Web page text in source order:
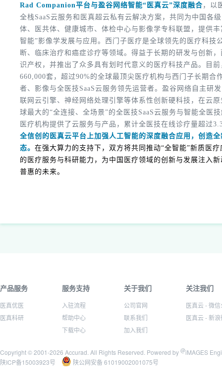
Rad Companion平台与盈谷网络智能“医真云”深度融合 ，以
全栈SaaS云服务和医真超云私有云解决方案，共同为中国各
体、医共体、健康城市、体检中心与影像学专科联盟，提供
智能”影像学发展与应用。 西门子医疗是全球领先的医疗科技
断、临床治疗和癌症诊疗等领域。得益于长期的研发与创新
识产权，并推出了众多具有划时代意义的医疗科技产品。目
660,000套，超过90%的全球最顶尖医疗机构与西门子长期合
者、影像与全医技SaaS云服务领先运营者。 盈谷网络自主研
联网云引擎、神经网络处理引擎等体系性创新硬科技，在云
球最大的“全连接、全场景”的全医技SaaS云服务与智能全医
医疗机构提供了云服务与产品，累计全医技在线诊疗量超过
全信创的医真云平台上加强人工智能的深度融合应用，创造
态。 在强大算力的支持下，双方将共同推动“全智能”新质医
的医疗服务与科研能力，为中国医疗领域的创新与发展注入
普惠的未来。
产品服务
医真优医
医真科研
服务支持
入驻流程
帮助中心
下载中心
关于我们
公司官网
联系我们
加入我们
关注我们
医真云 - 微
医真云 - 新
Copyright © 2001-2026 Accurad. All Rights Reserved. Powered by @iMAGES
陕ICP备15003923号
陕公网安备 61019002001075号